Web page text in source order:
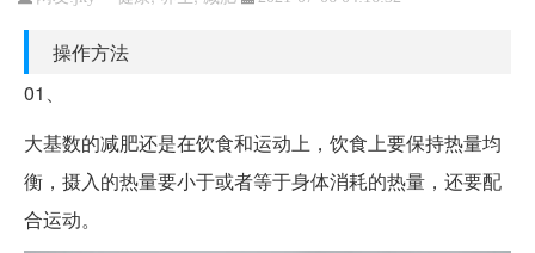
操作方法
01、
大基数的减肥还是在饮食和运动上，饮食上要保持热量均
衡，摄入的热量要小于或者等于身体消耗的热量，还要配
合运动。